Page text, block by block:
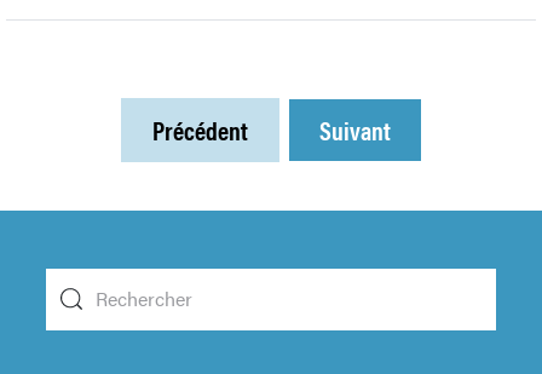
Précédent Suivant